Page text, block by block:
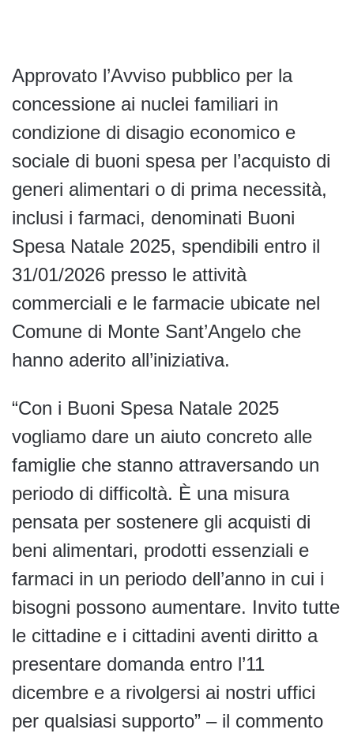
Approvato l’Avviso pubblico per la
concessione ai nuclei familiari in
condizione di disagio economico e
sociale di buoni spesa per l’acquisto di
generi alimentari o di prima necessità,
inclusi i farmaci, denominati Buoni
Spesa Natale 2025, spendibili entro il
31/01/2026 presso le attività
commerciali e le farmacie ubicate nel
Comune di Monte Sant’Angelo che
hanno aderito all’iniziativa.
“Con i Buoni Spesa Natale 2025
vogliamo dare un aiuto concreto alle
famiglie che stanno attraversando un
periodo di difficoltà. È una misura
pensata per sostenere gli acquisti di
beni alimentari, prodotti essenziali e
farmaci in un periodo dell’anno in cui i
bisogni possono aumentare. Invito tutte
le cittadine e i cittadini aventi diritto a
presentare domanda entro l’11
dicembre e a rivolgersi ai nostri uffici
per qualsiasi supporto” – il commento